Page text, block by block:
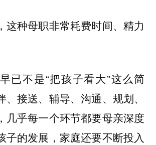
这种母职非常耗费时间、精力
已不是“把孩子看大”这么简
、接送、辅导、沟通、规划、
几乎每一个环节都要母亲深度
子的发展，家庭还要不断投入